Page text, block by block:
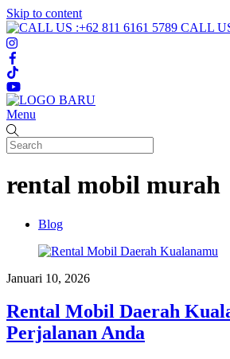
Skip to content
CALL
Menu
rental mobil murah
Blog
Januari 10, 2026
Rental Mobil Daerah
Perjalanan Anda